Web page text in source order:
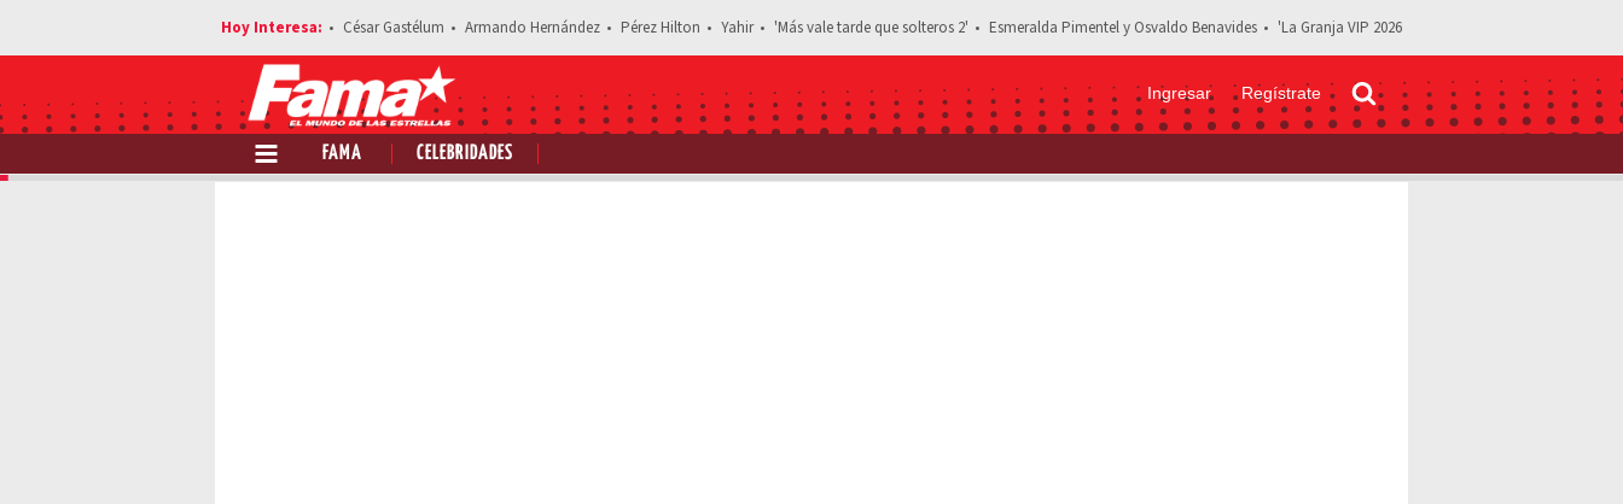
César Gastélum Armando Hernández Pérez Hilton Yahir 'Más vale tarde que solteros 2' Esmeralda Pimentel y Osvaldo Benavides 'La Granja VIP 2026
Ingresar Regístrate
FAMA CELEBRIDADES
Estás leyendo: Alejandro Speitzer: Ellas han sido todas las hermosas parejas del actor mexicano